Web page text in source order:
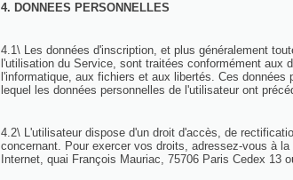
4. DONNEES PERSONNELLES
4.1\ Les données d'inscription, et plus généralement
l'utilisation du Service, sont traitées conformément aux
l'informatique, aux fichiers et aux libertés. Ces
lequel les données personnelles de l'utilisateur ont
4.2\ L'utilisateur dispose d'un droit d'accès, de
concernant. Pour exercer vos droits, adressez-vous à
Internet, quai François Mauriac, 75706 Paris Cedex 13